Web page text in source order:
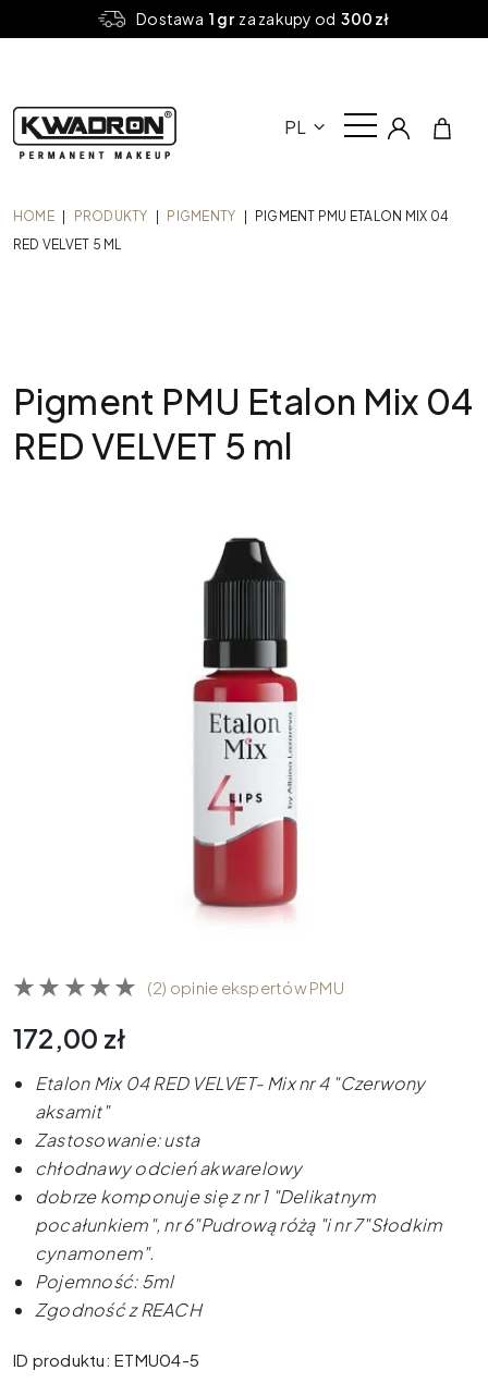
Dostawa 1 grza zakupy od 300 zł
PL
HOME PRODUKTY PIGMENTY
PIGMENT PMU ETALON MIX 04
RED VELVET 5 ML
Pigment PMU Etalon Mix 04
RED VELVET 5 ml
(2) opinie ekspertów PMU
172,00 zł
Etalon Mix 04 RED VELVET- Mix nr 4 "Czerwony
aksamit"
Zastosowanie: usta
chłodnawy odcień akwarelowy
dobrze komponuje się z nr 1 "Delikatnym
pocałunkiem", nr 6"Pudrową różą "i nr 7"Słodkim
cynamonem".
Pojemność: 5ml
Zgodność z REACH
ID produktu: ETMU04-5